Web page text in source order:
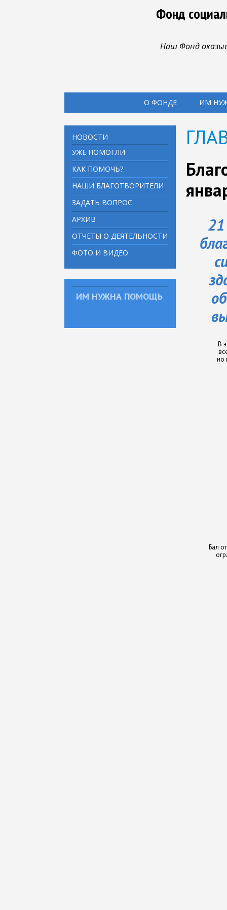
Фонд
Наш Фонд
О ФОНДЕ ИМ
НОВОСТИ
УЖЕ ПОМОГЛИ
КАК ПОМОЧЬ?
НАШИ БЛАГОТВОРИТЕЛИ
ЗАДАТЬ ВОПРОС
АРХИВ
ОТЧЕТЫ О ДЕЯТЕЛЬНОСТИ
ФОТО И ВИДЕО
ИМ НУЖНА ПОМОЩЬ
В
но
Бал